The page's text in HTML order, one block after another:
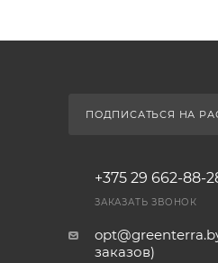
ПОДПИСАТЬСЯ НА
+375 29 662-88-
ЗАКАЗАТЬ ЗВОНОК
заказов)